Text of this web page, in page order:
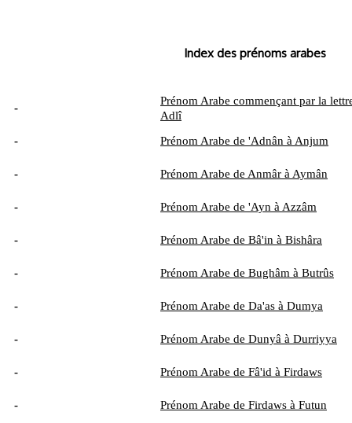
Index des prénoms arabes
-
Prénom Arabe commençant par la
Adlî
-
Prénom Arabe de 'Adnân à Anjum
- Prénom Arabe de Anmâr à Aymân
- Prénom Arabe de 'Ayn à Azzâm
- Prénom Arabe de Bâ'in à Bishâra
- Prénom Arabe de Bughâm à Butrûs
- Prénom Arabe de Da'as à Dumya
- Prénom Arabe de Dunyâ à Durriyya
- Prénom Arabe de Fâ'id à Firdaws
- Prénom Arabe de Firdaws à Futun